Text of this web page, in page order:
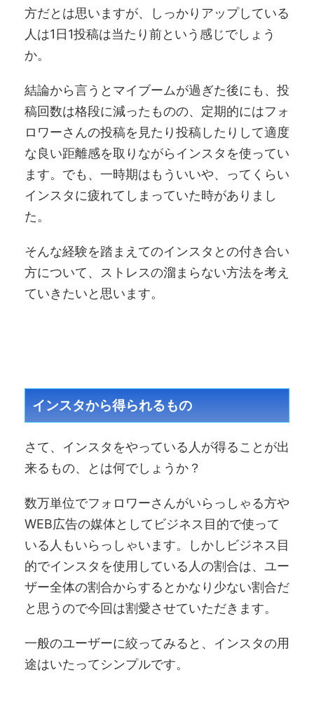
方だとは思いますが、しっかりアップしている
人は1日1投稿は当たり前という感じでしょう
か。
結論から言うとマイブームが過ぎた後にも、投
稿回数は格段に減ったものの、定期的にはフォ
ロワーさんの投稿を見たり投稿したりして適度
な良い距離感を取りながらインスタを使ってい
ます。でも、一時期はもういいや、ってくらい
インスタに疲れてしまっていた時がありまし
た。
そんな経験を踏まえてのインスタとの付き合い
方について、ストレスの溜まらない方法を考え
ていきたいと思います。
インスタから得られるもの
さて、インスタをやっている人が得ることが出
来るもの、とは何でしょうか？
数万単位でフォロワーさんがいらっしゃる方や
WEB広告の媒体としてビジネス目的で使って
いる人もいらっしゃいます。しかしビジネス目
的でインスタを使用している人の割合は、ユー
ザー全体の割合からするとかなり少ない割合だ
と思うので今回は割愛させていただきます。
一般のユーザーに絞ってみると、インスタの用
途はいたってシンプルです。